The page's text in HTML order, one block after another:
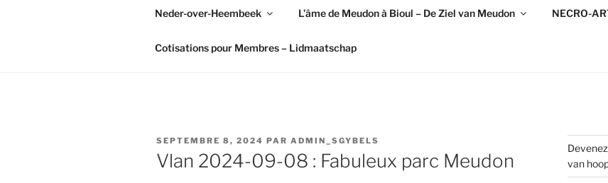
Neder-over-Heembeek L’âme de Meudon à Bioul – De Ziel van Meudon NECRO-
Cotisations pour Membres – Lidmaatschap
PUBLIÉ
LE
SEPTEMBRE 8, 2024 PAR ADMIN_SGYBELS
Vlan 2024-09-08 : Fabuleux parc Meudon
van